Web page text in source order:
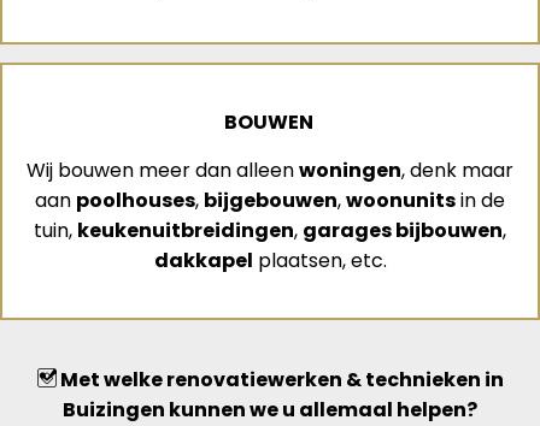
BOUWEN
Wij bouwen meer dan alleenwoningen, denk maar
aan poolhouses, bijgebouwen,woonunitsin de
tuin, keukenuitbreidingen, garages bijbouwen,
dakkapel plaatsen, etc.
Met welke renovatiewerken & technieken in
Buizingen kunnen we u allemaal helpen?